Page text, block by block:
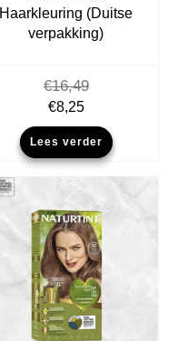
Haarkleuring (Duitse
verpakking)
€16,49
Oorspronkelijke
prijs
was:
€16,49.
€8,25Huidige
prijs
is:
€8,25.
Lees verder